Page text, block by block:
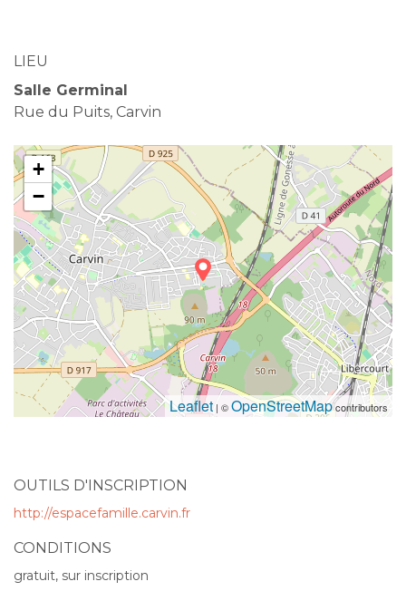
LIEU
Salle Germinal
Rue du Puits, Carvin
+
−
Leaflet | ©OpenStreetMapcontributors
OUTILS D'INSCRIPTION
http://espacefamille.carvin.fr
CONDITIONS
gratuit, sur inscription